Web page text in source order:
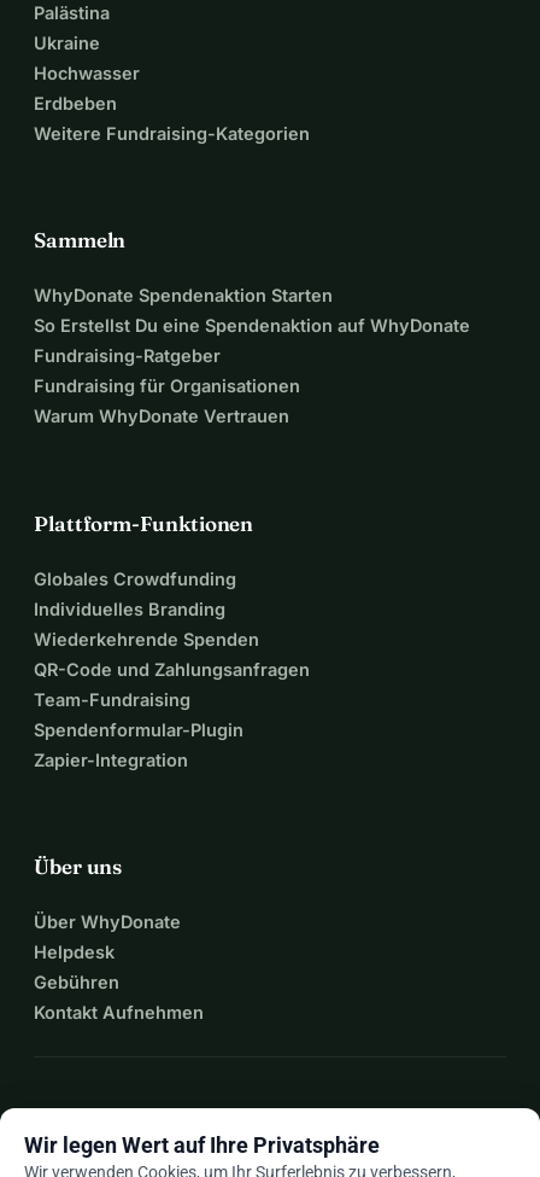
Palästina
Ukraine
Hochwasser
Erdbeben
Weitere Fundraising-Kategorien
Sammeln
WhyDonate Spendenaktion Starten
So Erstellst Du eine Spendenaktion auf WhyDonate
Fundraising-Ratgeber
Fundraising für Organisationen
Warum WhyDonate Vertrauen
Plattform-Funktionen
Globales Crowdfunding
Individuelles Branding
Wiederkehrende Spenden
QR-Code und Zahlungsanfragen
Team-Fundraising
Spendenformular-Plugin
Zapier-Integration
Über uns
Über WhyDonate
Helpdesk
Gebühren
Kontakt Aufnehmen
Wir legen Wert auf Ihre Privatsphäre
Wir verwenden Cookies, um Ihr Surferlebnis zu verbessern,